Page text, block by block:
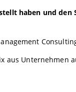
haben und
aus Unternehmen